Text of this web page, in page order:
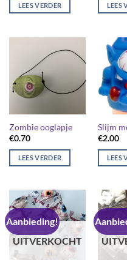
LEES VERDER LEES
Zombie ooglapje
€0.70
LEES VERDER
Slijm
€2.00
LEES
Aanbieding!
UITVERKOCHT